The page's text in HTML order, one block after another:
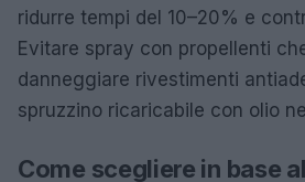
ridurre tempi del 10–20% e
Evitare spray con propellenti
danneggiare rivestimenti
spruzzino ricaricabile con olio
Come scegliere in base